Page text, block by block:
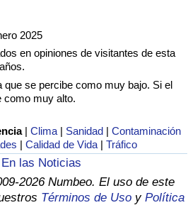
2025
en opiniones de visitantes de esta
que se percibe como muy bajo. Si el
como muy alto.
|Clima | Sanidad |Contaminación
|Calidad de Vida |Tráfico
En las Noticias
2026 Numbeo. El uso de este
Términos de Uso y Política